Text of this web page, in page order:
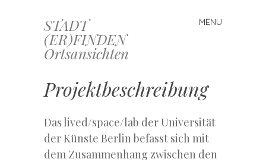
STADT
(ER)FINDEN
Ortsansichten
MENU
Skip
to
content
Projektbeschreibung
Das lived/space/lab der Universität
der Künste Berlin befasst sich mit
dem Zusammenhang zwischen den